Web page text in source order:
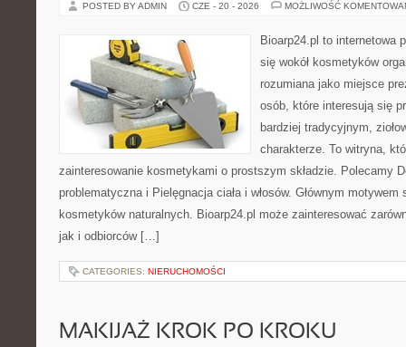
POSTED BY ADMIN CZE - 20 - 2026 MOŻLIWOŚĆ
Bioarp24.pl to internetowa
się wokół kosmetyków
rozumiana jako miejsce
osób, które interesują się
bardziej tradycyjnym,
charakterze. To witryna,
zainteresowanie kosmetykami o prostszym składzie. Polecamy
problematyczna i Pielęgnacja ciała i włosów. Głównym
kosmetyków naturalnych. Bioarp24.pl może zainteresować
jak i odbiorców […]
CATEGORIES: NIERUCHOMOŚCI
MAKIJAŻ KROK PO KROKU